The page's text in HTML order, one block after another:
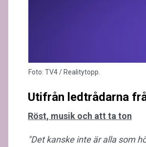
Foto: TV4 / Realitytopp.
Utifrån ledtrådarna
Röst, musik och att ta ton
"Det kanske inte är alla som